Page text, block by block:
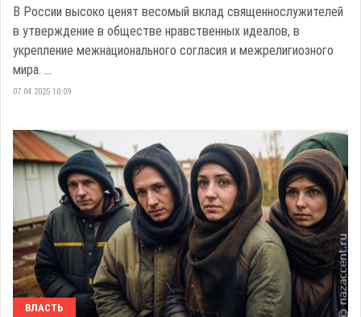
В России высоко ценят весомый вклад священнослужителей
в утверждение в обществе нравственных идеалов, в
укрепление межнационального согласия и межрелигиозного
мира. ...
07.04.2025 10:09
ВЛАСТЬ